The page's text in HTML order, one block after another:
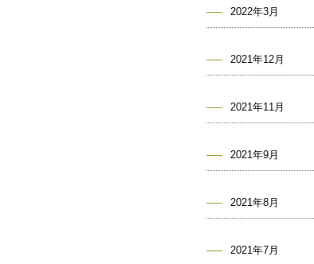
2022年3月
2021年12月
2021年11月
2021年9月
2021年8月
2021年7月